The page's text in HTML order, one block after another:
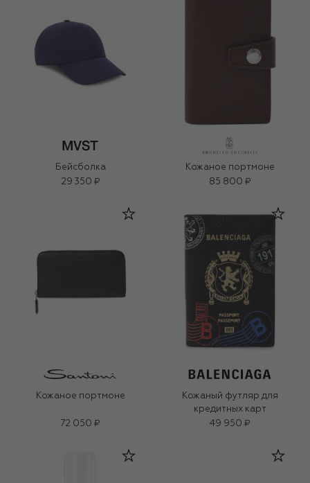
Бейсболка
29 350 ₽
Кожаное портмоне
85 800 ₽
Кожаное портмоне
72 050 ₽
Кожаный футляр для
кредитных карт
49 950 ₽